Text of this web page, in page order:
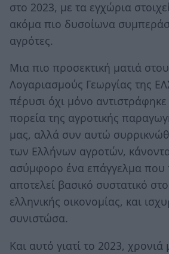
στο 2023, με τα εγχώρια
ακόμα πιο δυσοίωνα
αγρότες.
Μια πιο προσεκτική ματιά
Λογαριασμούς Γεωργίας της
πέρυσι όχι μόνο
πορεία της αγροτικής
μας, αλλά συν αυτώ
των Ελλήνων αγροτών,
ασύμφορο ένα επάγγελμα που
αποτελεί βασικό συστατικό
ελληνικής οικονομίας, και
συνιστώσα.
Και αυτό γιατί το 2023,